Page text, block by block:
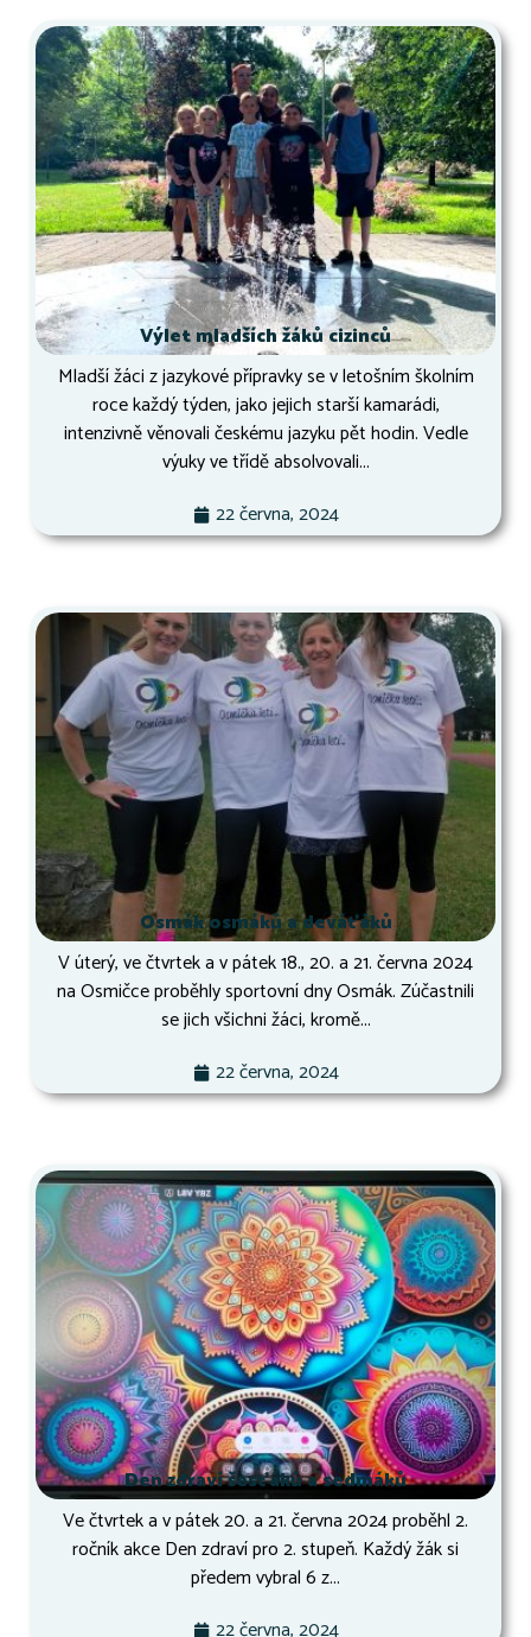
Výlet mladších žáků cizinců
Mladší žáci z jazykové přípravky se v letošním školním
roce každý týden, jako jejich starší kamarádi,
intenzivně věnovali českému jazyku pět hodin. Vedle
výuky ve třídě absolvovali...
22 června, 2024
Osmák osmáků a deváťáků
V úterý, ve čtvrtek a v pátek 18., 20. a 21. června 2024
na Osmičce proběhly sportovní dny Osmák. Zúčastnili
se jich všichni žáci, kromě...
22 června, 2024
Den zdraví šesťáků a sedmáků
Ve čtvrtek a v pátek 20. a 21. června 2024 proběhl 2.
ročník akce Den zdraví pro 2. stupeň. Každý žák si
předem vybral 6 z...
22 června, 2024